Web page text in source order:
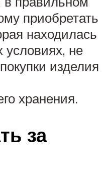
приобретать
находилась
условиях, не
изделия
хранения.
за